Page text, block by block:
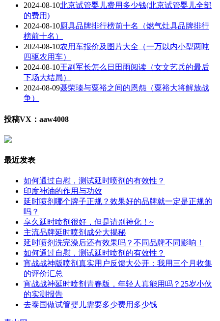
2024-08-10北京试管婴儿费用多少钱(北京试管婴儿全部
的费用)
2024-08-10厨具品牌排行榜前十名（燃气灶具品牌排行
榜前十名）
2024-08-10农用车报价及图片大全（一万以内小型两吨
四驱农用车）
2024-08-10王副军长怎么日田雨阅读（女文艺兵的最后
下场大结局）
2024-08-09聂荣瑧与粟裕之间的恩怨（粟裕大将解放战
争）
投稿VX：aaw4008
最近发表
如何通过自慰，测试延时喷剂的有效性？
印度神油的作用与功效
延时喷剂哪个牌子正规？效果好的品牌就一定是正规的
吗？
享久延时喷剂很好，但是请别神化！~
主流品牌延时喷剂成分大揭秘
延时喷剂洗完澡后还有效果吗？不同品牌不同影响！
如何通过自慰，测试延时喷剂的有效性？
宵战战神版喷剂真实用户反馈大公开：我用三个月收集
的评价汇总
宵战战神延时喷剂青春版，年轻人真能用吗？25岁小伙
的实测报告
去泰国做试管婴儿需要多少费用多少钱